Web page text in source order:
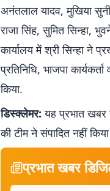
अनंतलाल यादव, मुखिया
राजा सिंह, सुमित सिन्हा,
कार्यालय में श्री सिन्हा ने
प्रतिनिधि, भाजपा
किया.
डिस्क्लेमर: यह प्रभात खबर
की टीम ने संपादित नहीं
प्रभात खबर